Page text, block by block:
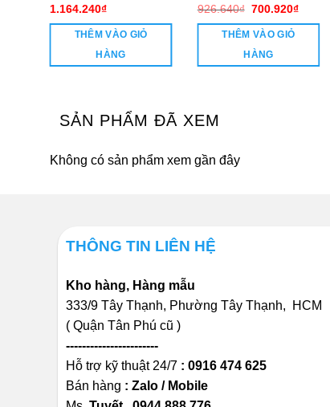
1.164.240₫
THÊM VÀO GIỎ
HÀNG
926.640₫ Giá
là:
926.640₫.
700.920₫Giá
THÊM VÀO GIỎ
HÀNG
SẢN PHẨM ĐÃ XEM
Không có sản phẩm xem gần đây
THÔNG TIN LIÊN HỆ
Kho hàng, Hàng mẫu
333/9 Tây Thạnh, Phường Tây Thạnh, HCM
( Quận Tân Phú cũ )
-----------------------
Hỗ trợ kỹ thuật 24/7 : 0916 474 625
Bán hàng : Zalo / Mobile